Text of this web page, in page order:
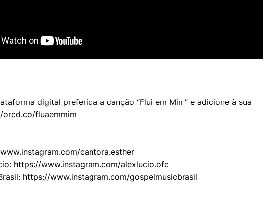
digital preferida a canção “Flui em Mim” e adicione à sua
fluaemmim
cantora.esther
https://www.instagram.com/alexlucio.ofc
https://www.instagram.com/gospelmusicbrasil